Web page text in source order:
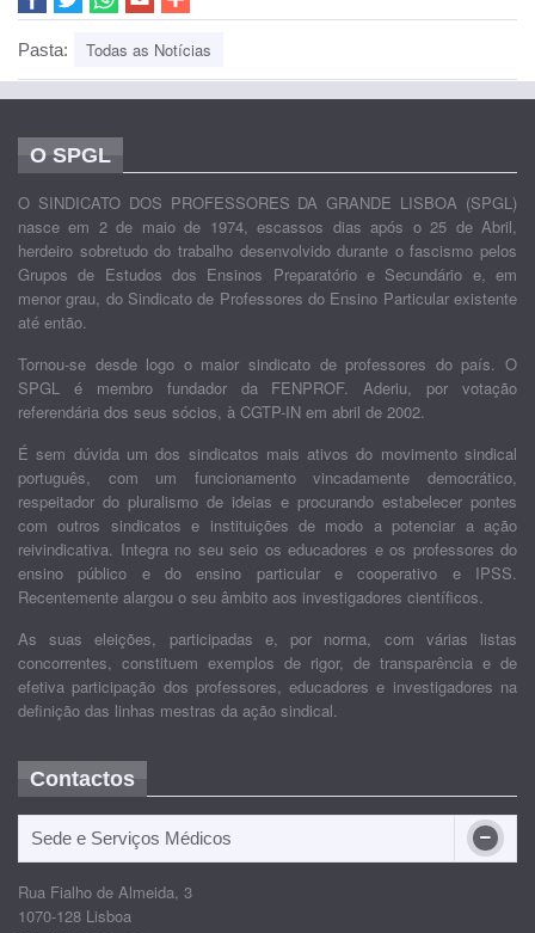
Pasta: Todas as Notícias
O SPGL
O SINDICATO DOS PROFESSORES DA GRANDE LISBOA (SPGL)
nasce em 2 de maio de 1974, escassos dias após o 25 de Abril,
herdeiro sobretudo do trabalho desenvolvido durante o fascismo pelos
Grupos de Estudos dos Ensinos Preparatório e Secundário e, em
menor grau, do Sindicato de Professores do Ensino Particular existente
até então.
Tornou-se desde logo o maior sindicato de professores do país. O
SPGL é membro fundador da FENPROF. Aderiu, por votação
referendária dos seus sócios, à CGTP-IN em abril de 2002.
É sem dúvida um dos sindicatos mais ativos do movimento sindical
português, com um funcionamento vincadamente democrático,
respeitador do pluralismo de ideias e procurando estabelecer pontes
com outros sindicatos e instituições de modo a potenciar a ação
reivindicativa. Integra no seu seio os educadores e os professores do
ensino público e do ensino particular e cooperativo e IPSS.
Recentemente alargou o seu âmbito aos investigadores científicos.
As suas eleições, participadas e, por norma, com várias listas
concorrentes, constituem exemplos de rigor, de transparência e de
efetiva participação dos professores, educadores e investigadores na
definição das linhas mestras da ação sindical.
Contactos
Sede e Serviços Médicos
Rua Fialho de Almeida, 3
1070-128 Lisboa